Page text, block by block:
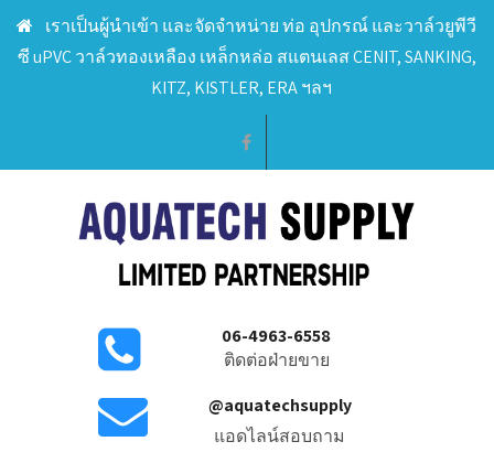
เราเป็นผู้นำเข้า และจัดจำหน่าย ท่อ อุปกรณ์ และวาล์วยูพีวี
ซี uPVC วาล์วทองเหลือง เหล็กหล่อ สแตนเลส CENIT, SANKING,
KITZ, KISTLER, ERA ฯลฯ
06-4963-6558
ติดต่อฝ่ายขาย
@aquatechsupply
แอดไลน์สอบถาม